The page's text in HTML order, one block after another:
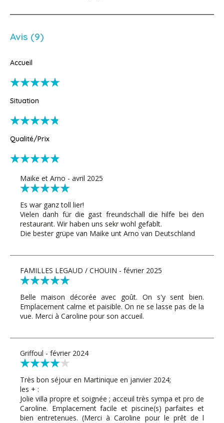
Avis (9)
Accueil
Situation
Qualité/Prix
Maike et Arno - avril 2025
Es war ganz toll lier!
Vielen danh für die gast freundschall die hilfe bei den
restaurant. Wir haben uns sekr wohl gefablt.
Die bester grüpe van Maike unt Arno van Deutschland
FAMILLES LEGAUD / CHOUIN - février 2025
Belle maison décorée avec goût. On s'y sent bien.
Emplacement calme et paisible. On ne se lasse pas de la
vue. Merci à Caroline pour son accueil.
Griffoul - février 2024
Très bon séjour en Martinique en janvier 2024;
les + :
Jolie villa propre et soignée ; acceuil très sympa et pro de
Caroline. Emplacement facile et piscine(s) parfaites et
bien entretenues. (Merci à Caroline pour le prêt de l